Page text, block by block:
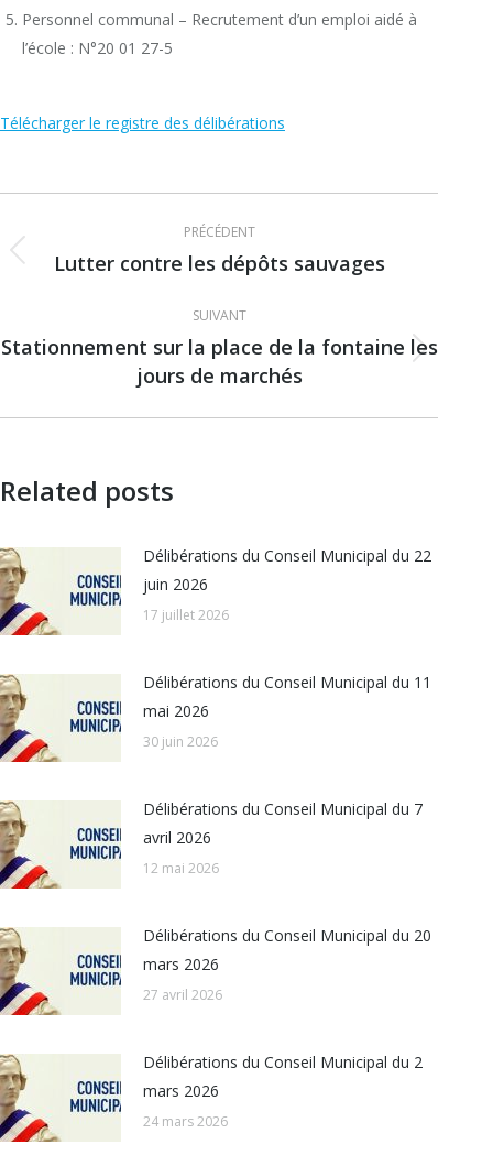
Personnel communal – Recrutement d’un emploi aidé à
l’école : N°20 01 27-5
Télécharger le registre des délibérations
Navigation
article
PRÉCÉDENT
Article
:
Lutter contre les dépôts sauvages
SUIVANT
Article
suivant
:
Stationnement sur la place de la fontaine les
jours de marchés
Related posts
Délibérations du Conseil Municipal du 22
juin 2026
17 juillet 2026
Délibérations du Conseil Municipal du 11
mai 2026
30 juin 2026
Délibérations du Conseil Municipal du 7
avril 2026
12 mai 2026
Délibérations du Conseil Municipal du 20
mars 2026
27 avril 2026
Délibérations du Conseil Municipal du 2
mars 2026
24 mars 2026